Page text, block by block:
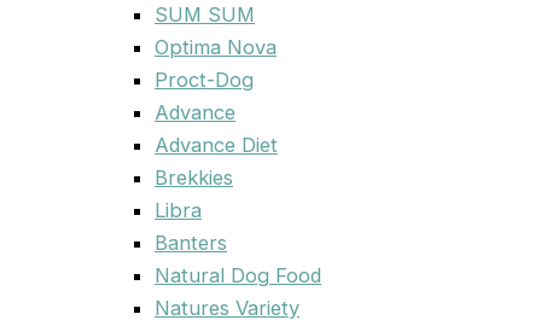
SUM SUM
Optima Nova
Proct-Dog
Advance
Advance Diet
Brekkies
Libra
Banters
Natural Dog Food
Natures Variety